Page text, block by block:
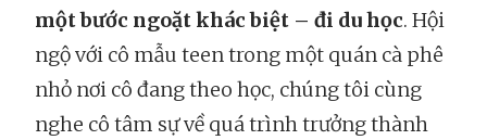
một bước ngoặt khác biệt – đi du học. Hội
ngộ với cô mẫu teen trong một quán cà phê
nhỏ nơi cô đang theo học, chúng tôi cùng
nghe cô tâm sự về quá trình trưởng thành